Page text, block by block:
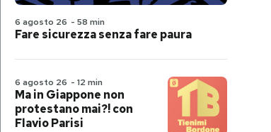
6 agosto 26 - 58 min
Fare sicurezza senza fare paura
6 agosto 26 - 12 min
Ma in Giappone non
protestano mai?! con
Flavio Parisi